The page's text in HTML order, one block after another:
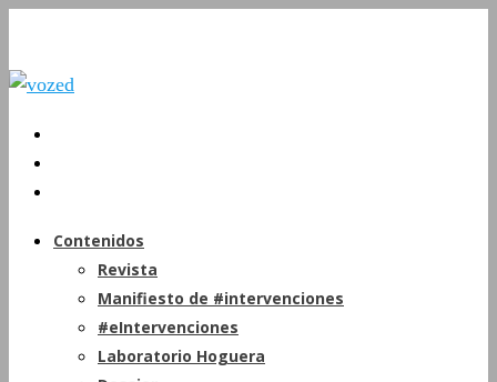
Contenidos
Revista
Manifiesto de #intervenciones
#eIntervenciones
Laboratorio Hoguera